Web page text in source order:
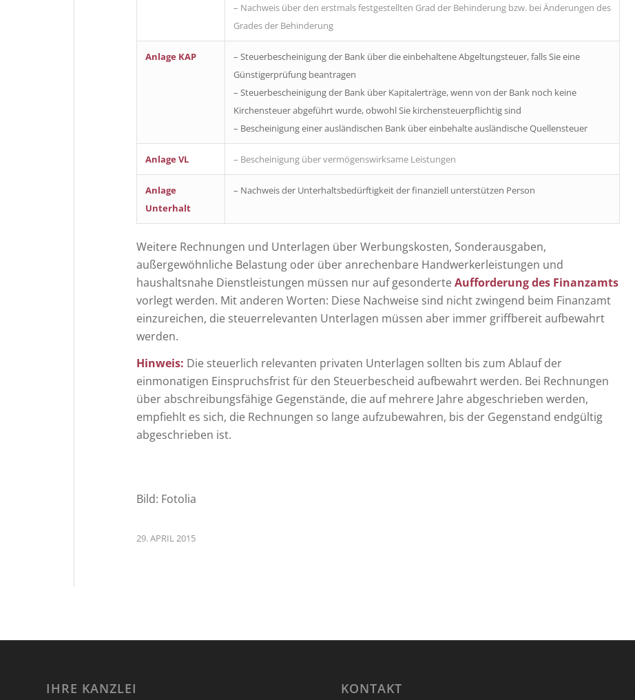
– Nachweis über den erstmals festgestellten Grad der Behinderung bzw. bei Änderungen des
Grades der Behinderung
Anlage KAP
– Steuerbescheinigung der Bank über die einbehaltene Abgeltungsteuer, falls Sie eine
Günstigerprüfung beantragen
– Steuerbescheinigung der Bank über Kapitalerträge, wenn von der Bank noch keine
Kirchensteuer abgeführt wurde, obwohl Sie kirchensteuerpflichtig sind
– Bescheinigung einer ausländischen Bank über einbehalte ausländische Quellensteuer
Anlage VL – Bescheinigung über vermögenswirksame Leistungen
Anlage
Unterhalt
– Nachweis der Unterhaltsbedürftigkeit der finanziell unterstützen Person
Weitere Rechnungen und Unterlagen über Werbungskosten, Sonderausgaben,
außergewöhnliche Belastung oder über anrechenbare Handwerkerleistungen und
haushaltsnahe Dienstleistungen müssen nur auf gesonderteAufforderung des Finanzamts
vorlegt werden. Mit anderen Worten: Diese Nachweise sind nicht zwingend beim Finanzamt
einzureichen, die steuerrelevanten Unterlagen müssen aber immer griffbereit aufbewahrt
werden.
Hinweis: Die steuerlich relevanten privaten Unterlagen sollten bis zum Ablauf der
einmonatigen Einspruchsfrist für den Steuerbescheid aufbewahrt werden. Bei Rechnungen
über abschreibungsfähige Gegenstände, die auf mehrere Jahre abgeschrieben werden,
empfiehlt es sich, die Rechnungen so lange aufzubewahren, bis der Gegenstand endgültig
abgeschrieben ist.
Bild: Fotolia
29. APRIL 2015
IHRE KANZLEI KONTAKT